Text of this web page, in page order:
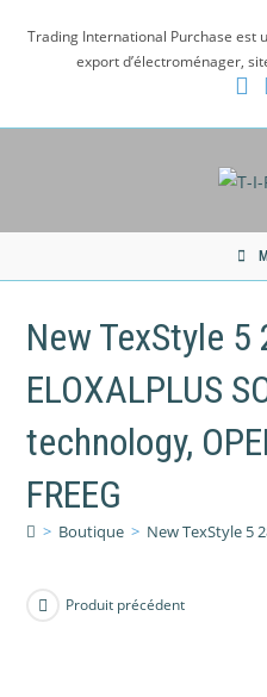
Trading International Purchase est
export d’électroménager,
New TexStyle 5
ELOXALPLUS
technology,
FREEG
> Boutique > New TexStyle 5
Produit précédent